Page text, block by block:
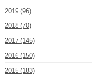
2019 (96)
2018 (70)
2017 (145)
2016 (150)
2015 (183)